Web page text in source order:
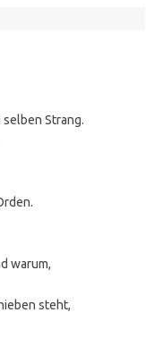
Strang.
warum,
steht,